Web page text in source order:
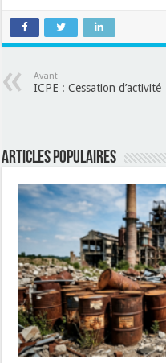
Avant
ICPE : Cessation d’activité
Articles populaires